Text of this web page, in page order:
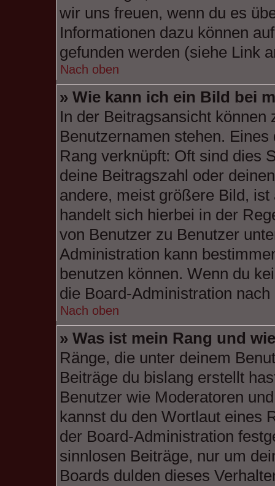
wir uns freuen, wenn du es
Informationen dazu können
gefunden werden (siehe Link
Nach oben
» Wie kann ich ein Bild bei
In der Beitragsansicht können
Benutzernamen stehen.
Rang verknüpft: Oft sind dies
deine Beitragszahl oder
andere, meist größere Bild, ist
handelt sich hierbei in der
von Benutzer zu Benutzer
Administration kann
benutzen können. Wenn du
die Board-Administration
Nach oben
» Was ist mein Rang und
Ränge, die unter deinem
Beiträge du bislang erstellt
Benutzer wie Moderatoren
kannst du den Wortlaut eines
der Board-Administration
sinnlosen Beiträge, nur um
Boards dulden dieses